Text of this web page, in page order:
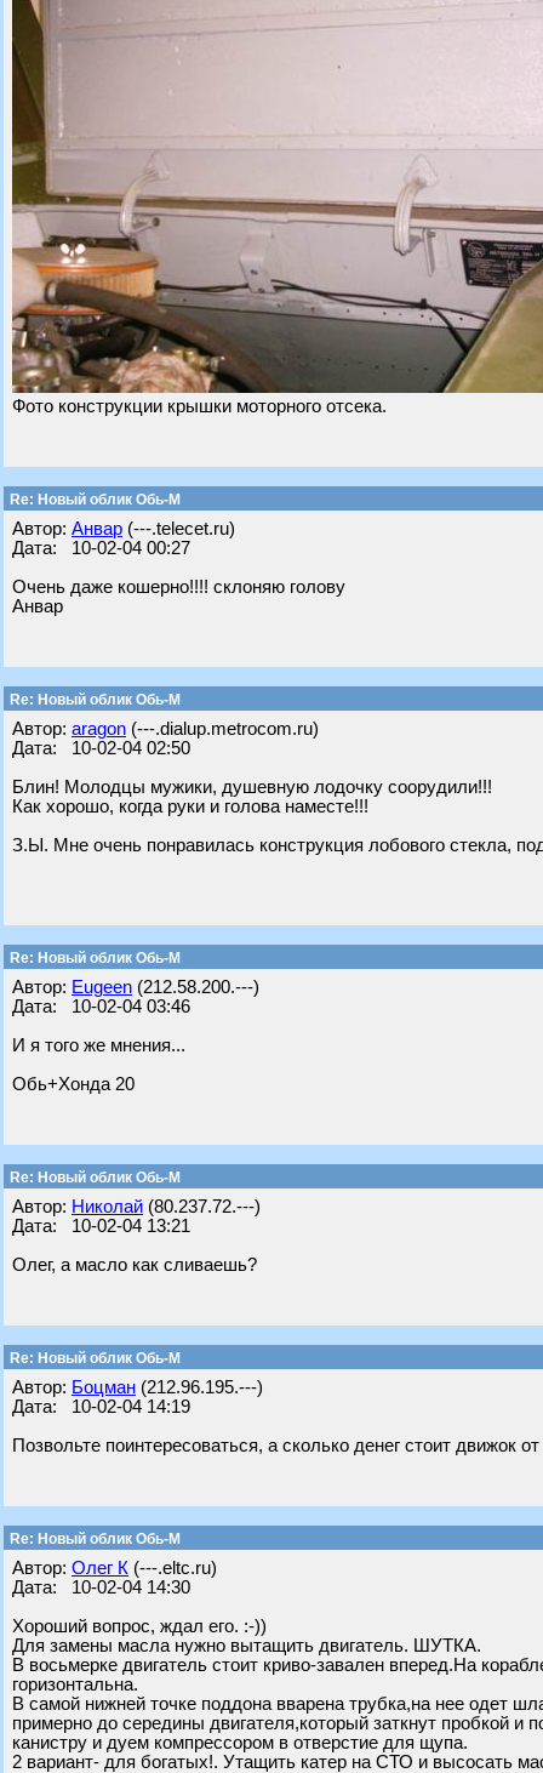
Фото конструкции крышки моторного отсека.
Re: Новый облик Обь-М
Автор: Анвар (---.telecet.ru)
Дата: 10-02-04 00:27
Очень даже кошерно!!!! склоняю голову
Анвар
Re: Новый облик Обь-М
Автор: aragon (---.dialup.metrocom.ru)
Дата: 10-02-04 02:50
Блин! Молодцы мужики, душевную лодочку соорудили!!!
Как хорошо, когда руки и голова наместе!!!
З.Ы. Мне очень понравилась конструкция лобового стекла,
Re: Новый облик Обь-М
Автор: Eugeen (212.58.200.---)
Дата: 10-02-04 03:46
И я того же мнения...
Обь+Хонда 20
Re: Новый облик Обь-М
Автор: Николай (80.237.72.---)
Дата: 10-02-04 13:21
Олег, а масло как сливаешь?
Re: Новый облик Обь-М
Автор: Боцман (212.96.195.---)
Дата: 10-02-04 14:19
Позвольте поинтересоваться, а сколько денег стоит движок
Re: Новый облик Обь-М
Автор: Олег К (---.eltc.ru)
Дата: 10-02-04 14:30
Хороший вопрос, ждал его. :-))
Для замены масла нужно вытащить двигатель. ШУТКА.
В восьмерке двигатель стоит криво-завален вперед.На
горизонтальна.
В самой нижней точке поддона вварена трубка,на нее одет
примерно до середины двигателя,который заткнут пробкой
канистру и дуем компрессором в отверстие для щупа.
2 вариант- для богатых!. Утащить катер на СТО и высосать